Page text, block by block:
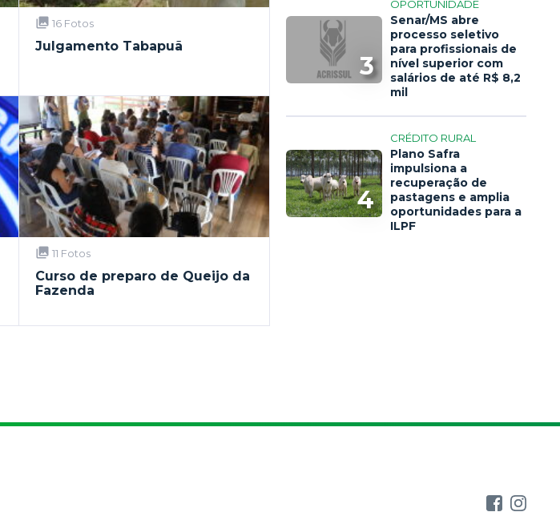
16 Fotos
Julgamento Tabapuã
11 Fotos
Curso de preparo de Queijo da
Fazenda
3
OPORTUNIDADE
Senar/MS abre
processo seletivo
para profissionais de
nível superior com
salários de até R$ 8,2
mil
4
CRÉDITO RURAL
Plano Safra
impulsiona a
recuperação de
pastagens e amplia
oportunidades para a
ILPF